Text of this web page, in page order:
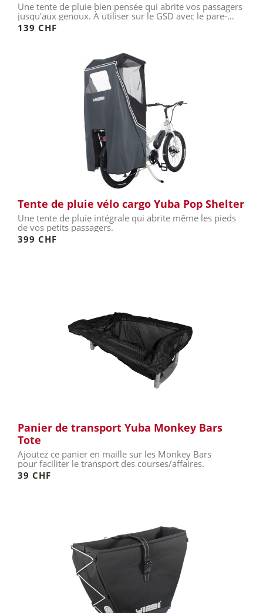
Une tente de pluie bien pensée qui abrite vos passagers
jusqu'aux genoux. À utiliser sur le GSD avec le pare-
soleil...
139 CHF
Tente de pluie vélo cargo Yuba Pop Shelter
Une tente de pluie intégrale qui abrite même les pieds
de vos petits passagers.
399 CHF
Panier de transport Yuba Monkey Bars
Tote
Ajoutez ce panier en maille sur les Monkey Bars
pour faciliter le transport des courses/affaires.
39 CHF